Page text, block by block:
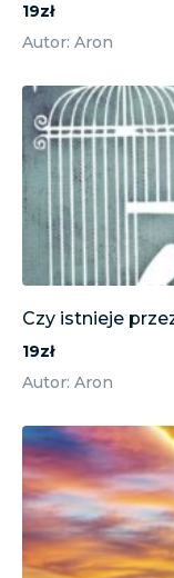
19zł
Autor: Aron
Czy istnieje
19zł
Autor: Aron